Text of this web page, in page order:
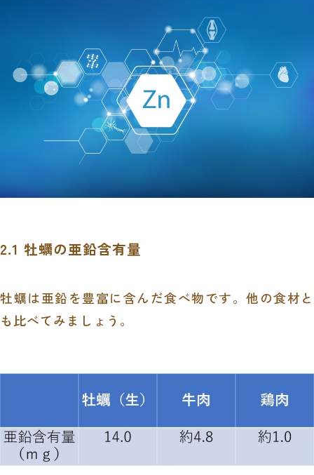
2.1 牡蠣の亜鉛含有量
牡蠣は亜鉛を豊富に含んだ食べ物です。他の食材と
も比べてみましょう。